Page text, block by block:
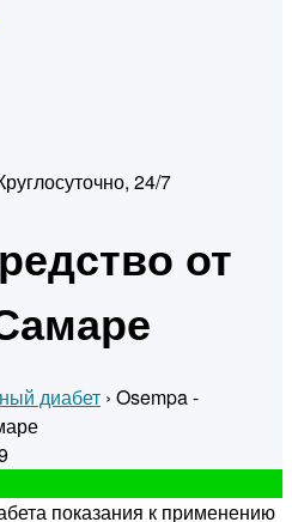
24/7
от
диабет › Osempa -